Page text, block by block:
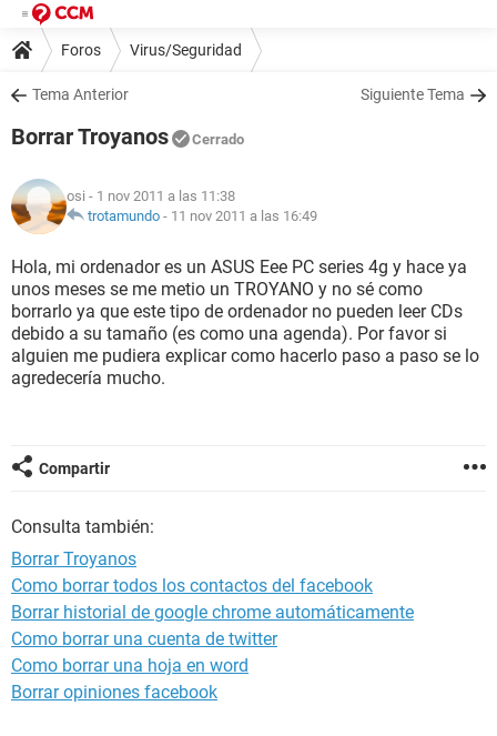
Foros Virus/Seguridad
Tema Anterior Siguiente Tema
Borrar Troyanos Cerrado
osi - 1 nov 2011 a las 11:38
trotamundo - 11 nov 2011 a las 16:49
Hola, mi ordenador es un ASUS Eee PC series 4g y hace ya
unos meses se me metio un TROYANO y no sé como
borrarlo ya que este tipo de ordenador no pueden leer CDs
debido a su tamaño (es como una agenda). Por favor si
alguien me pudiera explicar como hacerlo paso a paso se lo
agredecería mucho.
Compartir
Consulta también:
Borrar Troyanos
Como borrar todos los contactos del facebook
Borrar historial de google chrome automáticamente
Como borrar una cuenta de twitter
Como borrar una hoja en word
Borrar opiniones facebook